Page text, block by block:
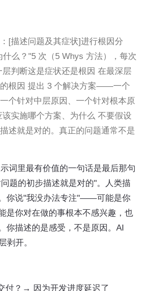
[描述问题及其症状]进行根因分
么？"5 次（5 Whys 方法），每次
判断这是症状还是根因 在最深层
根因 提出 3 个解决方案——一个
个针对中层原因、一个针对根本原
实施哪个方案、为什么 不要假设
述就是对的。真正的问题通常不是
词里最有价值的一句话是最后那句
题的初步描述就是对的"。人类描
你说"我没办法专注"——可能是你
是你对在做的事根本不感兴趣，也
你描述的是感受，不是原因。AI
剥开。
付？→ 因为开发进度延迟了